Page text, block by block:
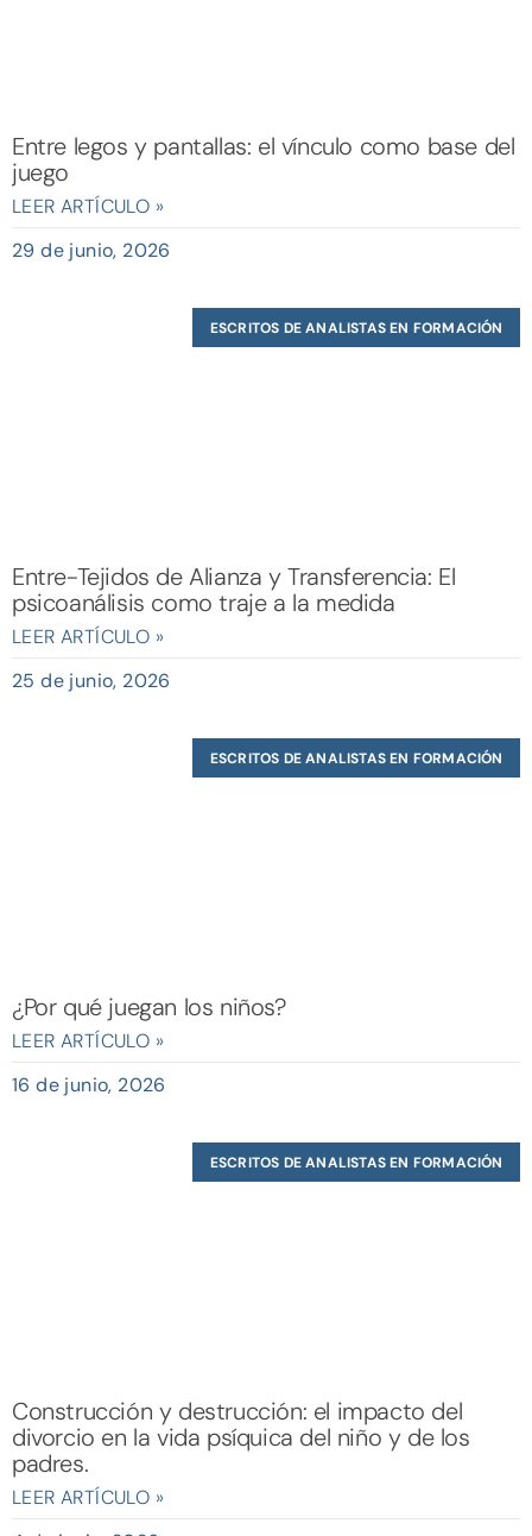
Entre legos y pantallas: el vínculo como base del
juego
LEER ARTÍCULO »
29 de junio, 2026
ESCRITOS DE ANALISTAS EN FORMACIÓN
Entre-Tejidos de Alianza y Transferencia: El
psicoanálisis como traje a la medida
LEER ARTÍCULO »
25 de junio, 2026
ESCRITOS DE ANALISTAS EN FORMACIÓN
¿Por qué juegan los niños?
LEER ARTÍCULO »
16 de junio, 2026
ESCRITOS DE ANALISTAS EN FORMACIÓN
Construcción y destrucción: el impacto del
divorcio en la vida psíquica del niño y de los
padres.
LEER ARTÍCULO »